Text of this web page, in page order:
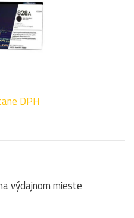
DPH
výdajnom mieste